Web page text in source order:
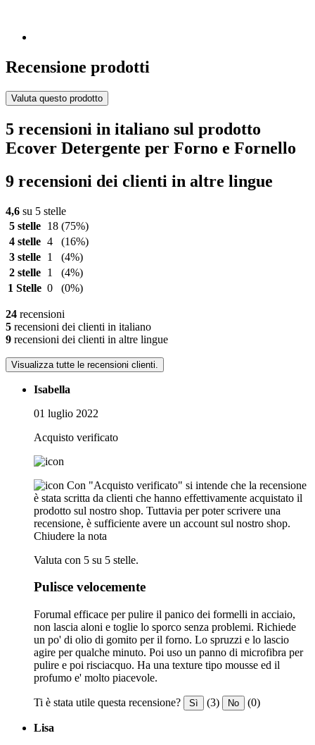
Recensione prodotti
Valuta questo prodotto
5 recensioni in italiano sul prodotto
Ecover Detergente per Forno e Fornello
9 recensioni dei clienti in altre lingue
4,6 su 5 stelle
5 stelle
18 (75%)
4 stelle 4
(16%)
3 stelle
1
(4%)
2 stelle
1
(4%)
1 Stelle 0 (0%)
24 recensioni
5 recensioni dei clienti in italiano
9 recensioni dei clienti in altre lingue
Visualizza tutte le recensioni clienti.
Isabella
01 luglio 2022
Acquisto verificato
Con "Acquisto verificato" si intende che la recensione
è stata scritta da clienti che hanno effettivamente acquistato il
prodotto sul nostro shop. Tuttavia per poter scrivere una
recensione, è sufficiente avere un account sul nostro shop.
Chiudere la nota
Valuta con 5 su 5 stelle.
Pulisce velocemente
Forumal efficace per pulire il panico dei formelli in acciaio,
non lascia aloni e toglie lo sporco senza problemi. Richiede
un po' di olio di gomito per il forno. Lo spruzzi e lo lascio
agire per qualche minuto. Poi uso un panno di microfibra per
pulire e poi risciacquo. Ha una texture tipo mousse ed il
profumo e' molto piacevole.
Ti è stata utile questa recensione? Sì (3) No (0)
Lisa